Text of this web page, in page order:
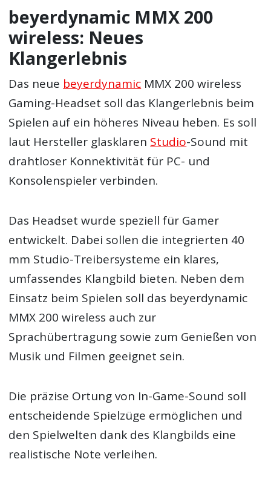
beyerdynamic MMX 200
wireless: Neues
Klangerlebnis
Das neue beyerdynamic MMX 200 wireless
Gaming-Headset soll das Klangerlebnis beim
Spielen auf ein höheres Niveau heben. Es soll
laut Hersteller glasklaren Studio-Sound mit
drahtloser Konnektivität für PC- und
Konsolenspieler verbinden.
Das Headset wurde speziell für Gamer
entwickelt. Dabei sollen die integrierten 40
mm Studio-Treibersysteme ein klares,
umfassendes Klangbild bieten. Neben dem
Einsatz beim Spielen soll das beyerdynamic
MMX 200 wireless auch zur
Sprachübertragung sowie zum Genießen von
Musik und Filmen geeignet sein.
Die präzise Ortung von In-Game-Sound soll
entscheidende Spielzüge ermöglichen und
den Spielwelten dank des Klangbilds eine
realistische Note verleihen.